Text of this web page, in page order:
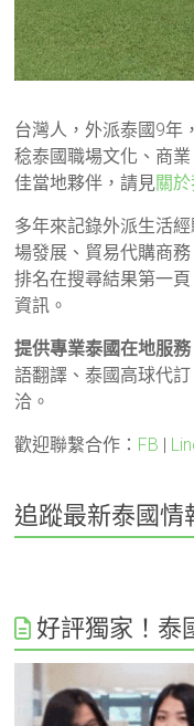
台灣人，外派泰國9年
稔泰國職場文化、商
佳當地夥伴，請見關
多年來記錄外派生活
場發展、貿易代購商
排名在搜尋結果第一
資訊。
提供專業泰國在地服
語翻譯、泰國高球代
洽。
歡迎聯繫合作： FB |
追蹤最新泰國情
好評獨家！泰